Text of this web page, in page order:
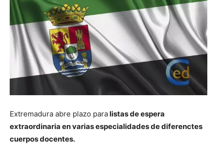
Extremadura abre plazo paralistas de espera
extraordinaria en varias especialidades de diferenctes
cuerpos docentes.